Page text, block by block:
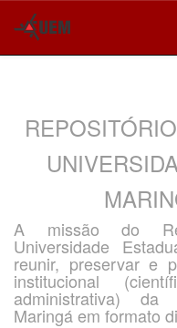
A missão do
Universidade
reunir, preservar e
institucional
administrativa) da
Maringá em formato